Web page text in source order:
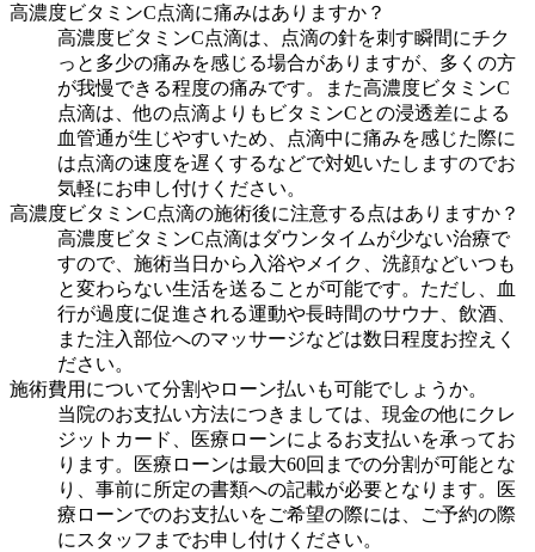
高濃度ビタミンC点滴に痛みはありますか？
高濃度ビタミンC点滴は、点滴の針を刺す瞬間にチク
っと多少の痛みを感じる場合がありますが、多くの方
が我慢できる程度の痛みです。また高濃度ビタミンC
点滴は、他の点滴よりもビタミンCとの浸透差による
血管通が生じやすいため、点滴中に痛みを感じた際に
は点滴の速度を遅くするなどで対処いたしますのでお
気軽にお申し付けください。
高濃度ビタミンC点滴の施術後に注意する点はありますか？
高濃度ビタミンC点滴はダウンタイムが少ない治療で
すので、施術当日から入浴やメイク、洗顔などいつも
と変わらない生活を送ることが可能です。ただし、血
行が過度に促進される運動や長時間のサウナ、飲酒、
また注入部位へのマッサージなどは数日程度お控えく
ださい。
施術費用について分割やローン払いも可能でしょうか。
当院のお支払い方法につきましては、現金の他にクレ
ジットカード、医療ローンによるお支払いを承ってお
ります。医療ローンは最大60回までの分割が可能とな
り、事前に所定の書類への記載が必要となります。医
療ローンでのお支払いをご希望の際には、ご予約の際
にスタッフまでお申し付けください。